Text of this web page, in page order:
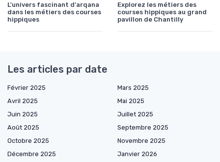
L'univers fascinant d'arqana
dans les métiers des courses
hippiques
Explorez les métiers des
courses hippiques au grand
pavillon de Chantilly
Les articles par date
Février 2025
Mars 2025
Avril 2025
Mai 2025
Juin 2025
Juillet 2025
Août 2025
Septembre 2025
Octobre 2025
Novembre 2025
Décembre 2025
Janvier 2026